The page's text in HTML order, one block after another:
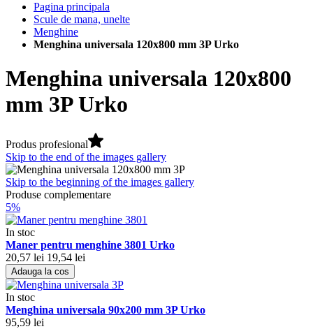
Pagina principala
Scule de mana, unelte
Menghine
Menghina universala 120x800 mm 3P Urko
Menghina universala 120x800
mm 3P Urko
Produs profesional
Skip to the end of the images gallery
Skip to the beginning of the images gallery
Produse complementare
5%
In stoc
Maner pentru menghine 3801 Urko
20,57 lei 19,54 lei
Adauga la cos
In stoc
Menghina universala 90x200 mm 3P Urko
95,59 lei